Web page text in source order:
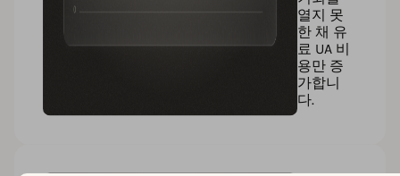
열지 못
한 채 유
료 UA 비
용만 증
가합니
다.